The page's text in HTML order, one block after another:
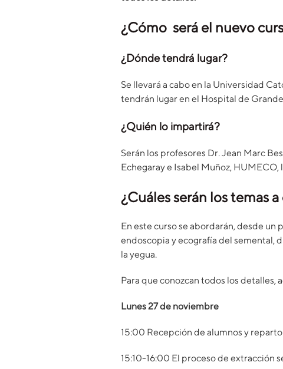
¿Cómo será el nuevo
¿Dónde tendrá lugar?
Se llevará a cabo en la Universidad
tendrán lugar en el Hospital de
¿Quién lo impartirá?
Serán los profesores Dr. Jean Marc
Echegaray e Isabel Muñoz,
¿Cuáles serán los temas
En este curso se abordarán, desde
endoscopia y ecografía del semental,
la yegua.
Para que conozcan todos los detalles,
Lunes 27 de noviembre
15:00 Recepción de alumnos y
15:10-16:00 El proceso de extracción